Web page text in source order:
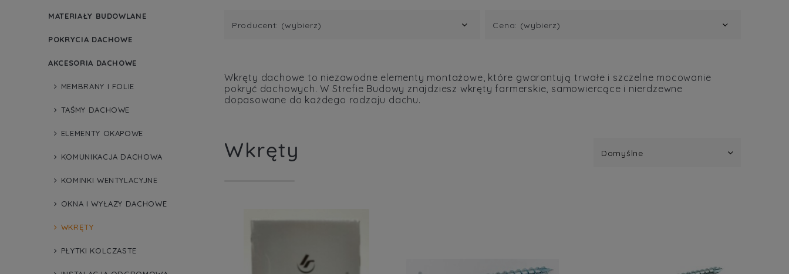
MATERIAŁY BUDOWLANE
POKRYCIA DACHOWE
AKCESORIA DACHOWE
MEMBRANY I FOLIE
TAŚMY DACHOWE
ELEMENTY OKAPOWE
KOMUNIKACJA DACHOWA
KOMINKI WENTYLACYJNE
OKNA I WYŁAZY DACHOWE
WKRĘTY
PŁYTKI KOLCZASTE
Producent: (wybierz) Cena: (wybierz)
Wkręty dachowe to niezawodne elementy montażowe, które gwarantują trwałe i szczelne mocowanie
pokryć dachowych. W Strefie Budowy znajdziesz wkręty farmerskie, samowiercące i nierdzewne
dopasowane do każdego rodzaju dachu.
Wkręty